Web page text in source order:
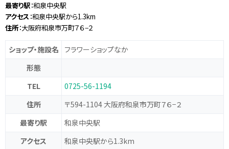
最寄り駅：和泉中央駅
アクセス ：和泉中央駅から1.3km
住所：大阪府和泉市万町７６−２
ショップ・施設名
フラワーショップなか
形態
TEL
0725-56-1194
住所
〒594-1104 大阪府和泉市万町７６−２
最寄り駅
和泉中央駅
アクセス
和泉中央駅から1.3km